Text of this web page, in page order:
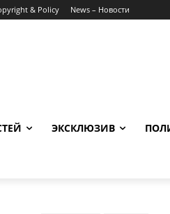
& Policy News – Новости
ЭКСКЛЮЗИВ